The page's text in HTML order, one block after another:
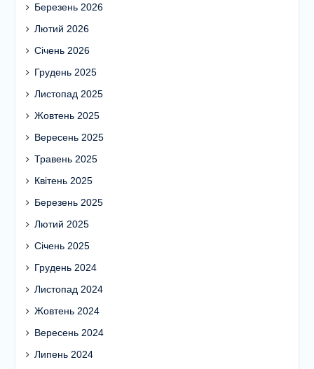
Березень 2026
Лютий 2026
Січень 2026
Грудень 2025
Листопад 2025
Жовтень 2025
Вересень 2025
Травень 2025
Квітень 2025
Березень 2025
Лютий 2025
Січень 2025
Грудень 2024
Листопад 2024
Жовтень 2024
Вересень 2024
Липень 2024